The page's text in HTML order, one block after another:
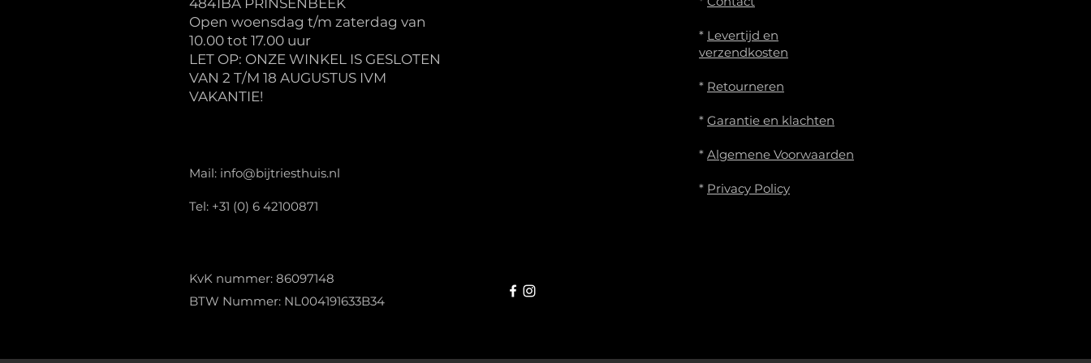
Open woensdag t/m zaterdag van
10.00 tot 17.00 uur
LET OP: ONZE WINKEL IS GESLOTEN
VAN 2 T/M 18 AUGUSTUS IVM
VAKANTIE!
Mail: info@bijtriesthuis.nl
Tel: +31 (0) 6 42100871
* Levertijd en
verzendkosten
* Retourneren
* Garantie en klachten
* Algemene Voorwaarden
* Privacy Policy
KvK nummer: 86097148
BTW Nummer: NL004191633B34